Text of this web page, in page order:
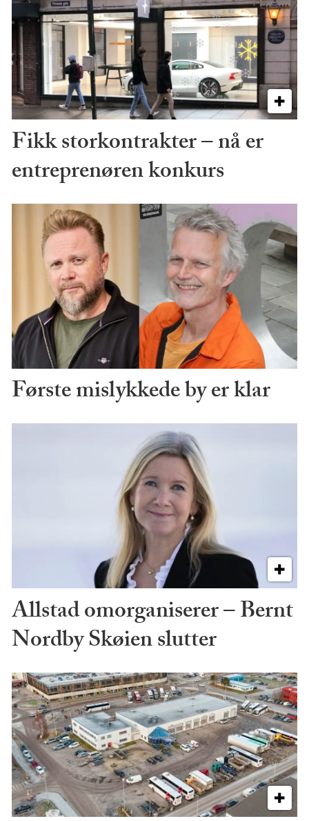
Fikk storkontrakter – nå er
entreprenøren konkurs
Første mislykkede by er klar
Allstad omorganiserer – Bernt
Nordby Skøien slutter